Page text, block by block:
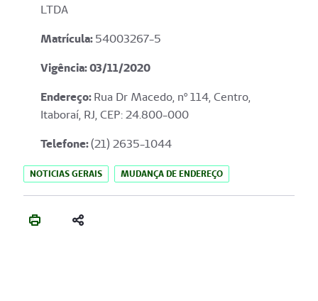
LTDA
Matrícula:54003267-5
Vigência: 03/11/2020
Endereço:Rua Dr Macedo, nº 114, Centro,
Itaboraí, RJ, CEP: 24.800-000
Telefone:(21) 2635-1044
NOTICIAS GERAIS MUDANÇA DE ENDEREÇO